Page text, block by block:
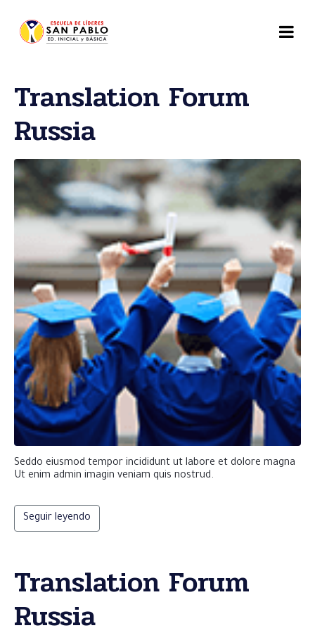
Translation Forum
Russia
Seddo eiusmod tempor incididunt ut labore et dolore magna
Ut enim admin imagin veniam quis nostrud.
Seguir leyendo
Translation Forum
Russia